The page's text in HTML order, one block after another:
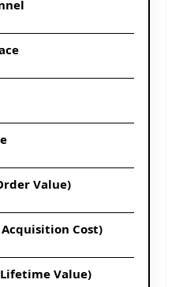
Value)
Acquisition Cost)
Value)